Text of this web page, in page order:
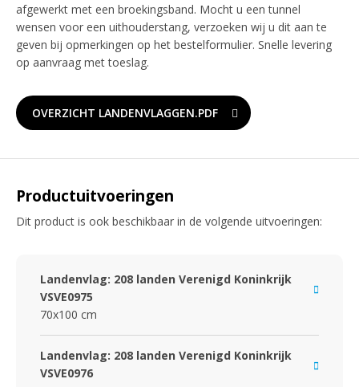
afgewerkt met een broekingsband. Mocht u een tunnel
wensen voor een uithouderstang, verzoeken wij u dit aan te
geven bij opmerkingen op het bestelformulier. Snelle levering
op aanvraag met toeslag.
OVERZICHT LANDENVLAGGEN.PDF
Productuitvoeringen
Dit product is ook beschikbaar in de volgende uitvoeringen:
Landenvlag: 208 landen Verenigd Koninkrijk
VSVE0975
70x100 cm
Landenvlag: 208 landen Verenigd Koninkrijk
VSVE0976